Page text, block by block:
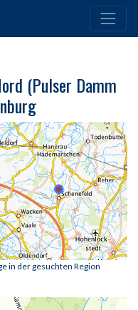
(Pulser Damm
in der gesuchten Region